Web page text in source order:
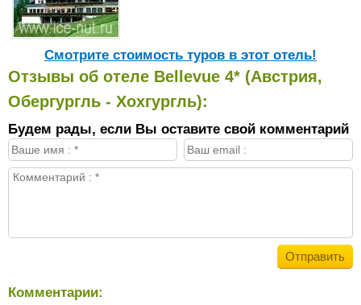
Cмотрите стоимость туров в этот отель!
Отзывы об отеле Bellevue 4* (Австрия,
Обергургль - Хохгургль):
Будем рады, если Вы оставите свой комментарий
Комментарии: